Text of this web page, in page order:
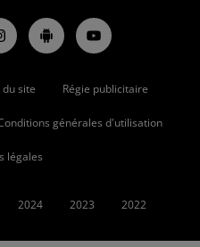
du site Régie publicitaire
générales d'utilisation
légales
2024 2023 2022